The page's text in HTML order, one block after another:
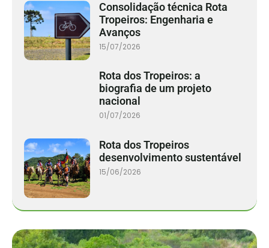
Consolidação técnica Rota
Tropeiros: Engenharia e
Avanços
15/07/2026
Rota dos Tropeiros: a
biografia de um projeto
nacional
01/07/2026
Rota dos Tropeiros
desenvolvimento sustentável
15/06/2026